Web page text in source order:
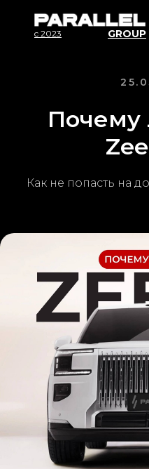
c 2023 GROUP
Почему
Как не попасть на